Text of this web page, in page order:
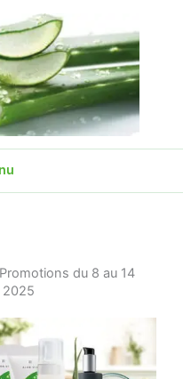
du 8 au 14
2025